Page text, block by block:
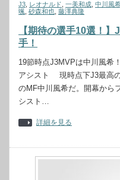
J3 レオナルド 一美和成 中川風
颯 砂森和也 藤澤典隆
【期待の選手10選！
手！
19節時点J3MVPは中川風希
アシスト 現時点下J3最高
のMF中川風希だ。開幕から
シスト…
詳細を見る